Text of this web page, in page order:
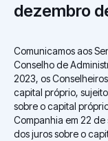
dezembro
Comunicamos aos
Conselho de
2023, os
capital próprio,
sobre o capital
Companhia em 22
dos juros sobre o